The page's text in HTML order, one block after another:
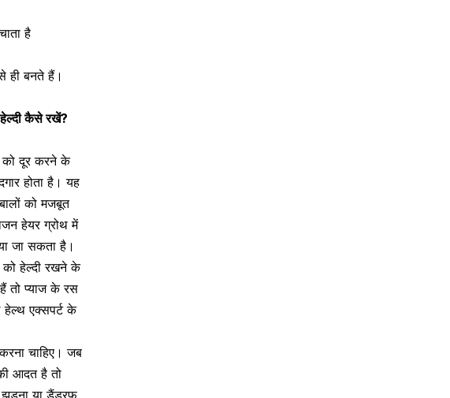
है
बनते हैं।
कैसे रखें?
को दूर करने के
होता है। यह
को मजबूत
हेयर ग्रोथ में
जा सकता है।
को हेल्दी रखने के
तो प्याज के रस
हेल्थ एक्सपर्ट के
चाहिए। जब
आदत है तो